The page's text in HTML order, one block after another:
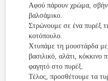
Αφού πάρουν χρώμα,
βαλσάμικο.
Στρώνουμε σε ένα πυρέξ
κοτόπουλο.
Χτυπάμε τη μουστάρδα
βασιλικό, αλάτι, κόκκινο
φαγητό στο πυρέξ.
Τέλος, προσθέτουμε τα